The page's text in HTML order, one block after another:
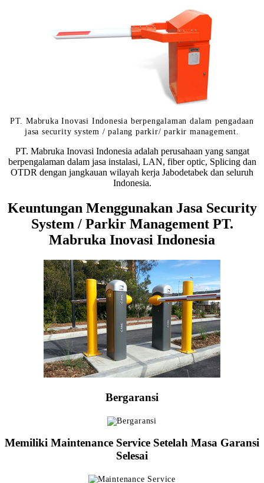
PT. Mabruka Inovasi Indonesia berpengalaman dalam pengadaan
jasa security system / palang parkir/ parkir management.
PT. Mabruka Inovasi Indonesia adalah perusahaan yang sangat
berpengalaman dalam jasa instalasi, LAN, fiber optic, Splicing dan
OTDR dengan jangkauan wilayah kerja Jabodetabek dan seluruh
Indonesia.
Keuntungan Menggunakan Jasa Security
System / Parkir Management PT.
Mabruka Inovasi Indonesia
Bergaransi
Memiliki Maintenance Service Setelah Masa Garansi
Selesai